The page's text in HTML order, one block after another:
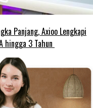
Panjang, Axioo Lengkapi
hingga 3 Tahun